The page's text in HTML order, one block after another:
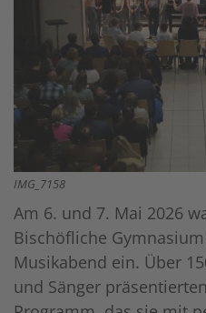
IMG_7158
Am 6. und 7. Mai 2026
Bischöfliche
Musikabend ein. Über
und Sänger